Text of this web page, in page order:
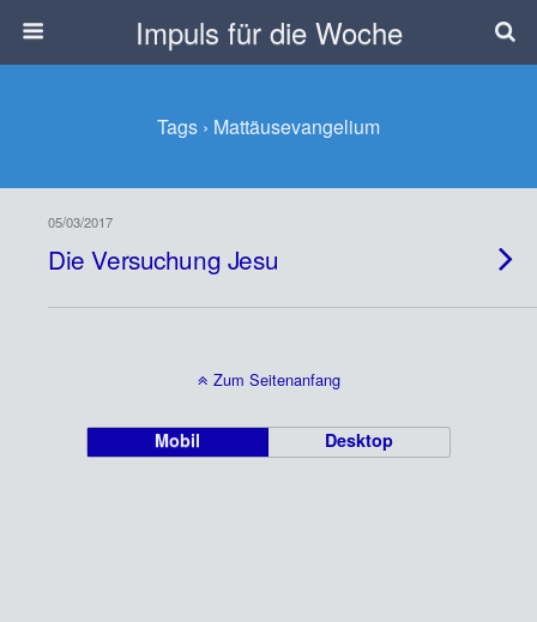
Impuls für die Woche
Tags › Mattäusevangelium
05/03/2017
Die Versuchung Jesu
Zum Seitenanfang
Mobil Desktop